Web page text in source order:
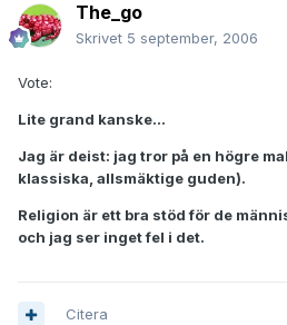
The_go
Skrivet 5 september, 2006
Vote:
Lite grand kanske...
Jag är deist: jag tror på en högre
klassiska, allsmäktige guden).
Religion är ett bra stöd för de
och jag ser inget fel i det.
Citera